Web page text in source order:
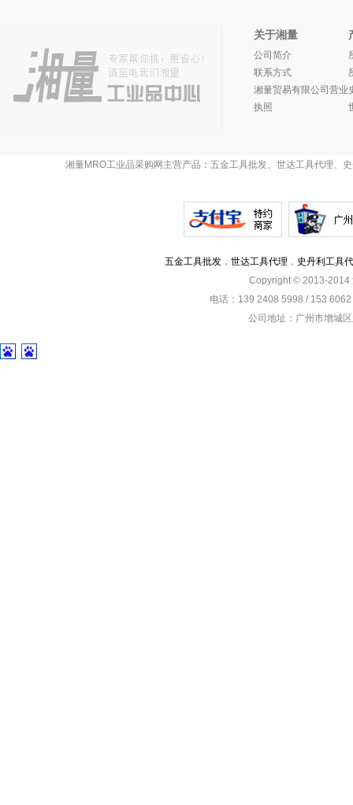
关于湘量
公司简介
联系方式
湘量贸易有限公司营业
执照
湘量MRO工业品采购网主营产品：五金工具批发、世达工具代理、
五金工具批发 ， 世达工具代理 ， 史丹利工具
Copyright © 2013-2014
电话：139 2408 5998 / 153
公司地址：广州市增城